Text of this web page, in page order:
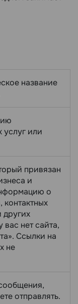
название
услуг или
привязан
и
о
контактных
других
вас нет сайта,
Ссылки на
не
отправлять.